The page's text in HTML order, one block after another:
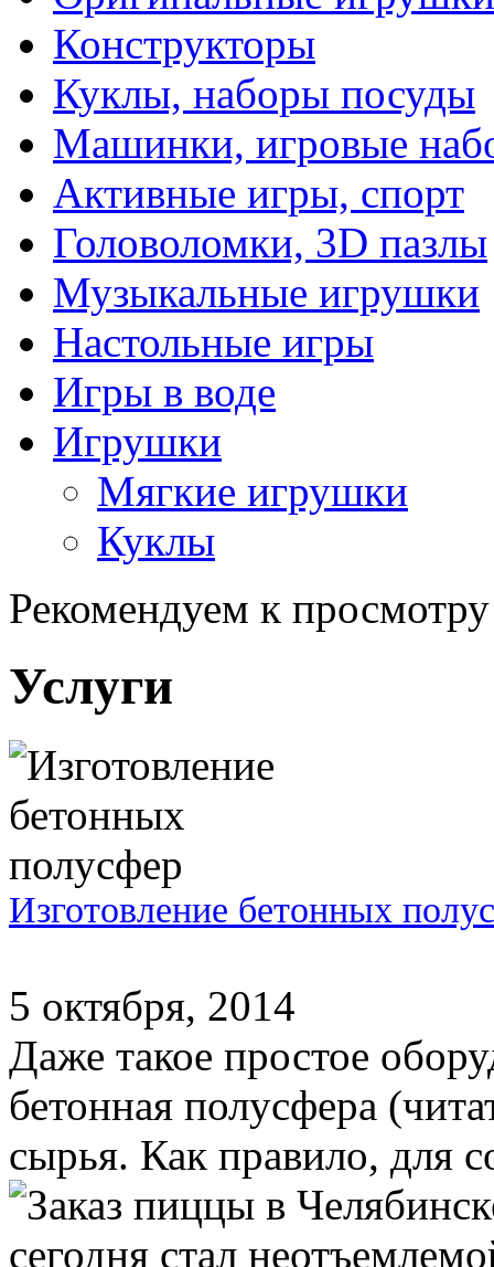
Конструкторы
Куклы, наборы посуды
Машинки, игровые
Активные игры, спорт
Головоломки, 3D пазлы
Музыкальные игрушки
Настольные игры
Игры в воде
Игрушки
Мягкие игрушки
Куклы
Рекомендуем к просмотру
Услуги
Изготовление бетонных
5 октября, 2014
Даже такое простое
бетонная полусфера
сырья. Как правило, для